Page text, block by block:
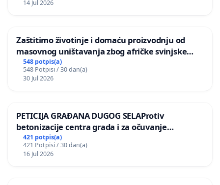
14 Jul 2026
Zaštitimo životinje i domaću proizvodnju od
masovnog uništavanja zbog afričke svinjske
kuge
548 potpis(a)
548 Potpisi / 30 dan(a)
30 Jul 2026
PETICIJA GRAĐANA DUGOG SELAProtiv
betonizacije centra grada i za očuvanje
postojećih zelenih površina i odraslih stabala pri
donošenju izmjena urbanističkog plana
421 potpis(a)
421 Potpisi / 30 dan(a)
16 Jul 2026